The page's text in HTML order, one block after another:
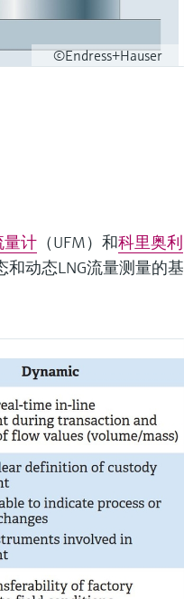
©Endress+Hauser
量计 （UFM）和科里奥利
和动态LNG流量测量的基